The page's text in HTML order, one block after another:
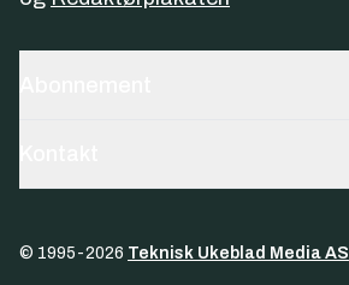
© 1995-2026 Teknisk Ukeblad Media AS